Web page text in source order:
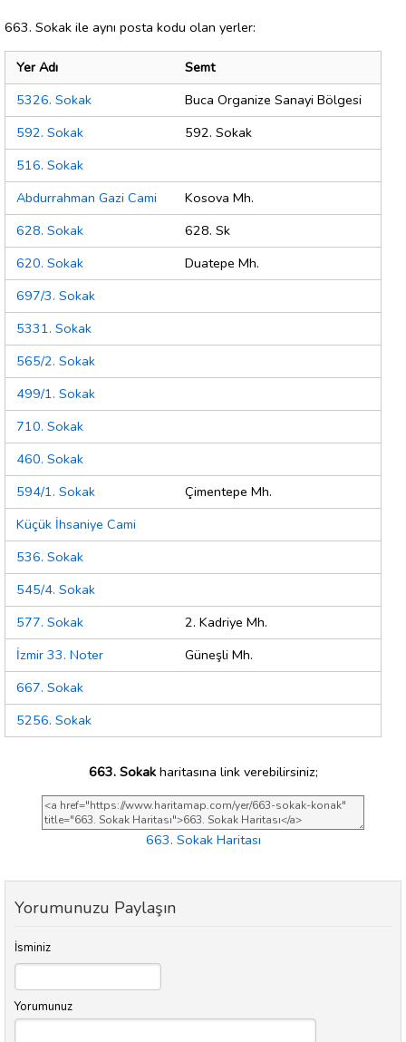
663. Sokak ile aynı posta kodu olan yerler:
Yer Adı
Semt
5326. Sokak
Buca Organize Sanayi Bölgesi
592. Sokak
592. Sokak
516. Sokak
Abdurrahman Gazi Cami
Kosova Mh.
628. Sokak
628. Sk
620. Sokak
Duatepe Mh.
697/3. Sokak
5331. Sokak
565/2. Sokak
499/1. Sokak
710. Sokak
460. Sokak
594/1. Sokak
Çimentepe Mh.
Küçük İhsaniye Cami
536. Sokak
545/4. Sokak
577. Sokak
2. Kadriye Mh.
İzmir 33. Noter
Güneşli Mh.
667. Sokak
5256. Sokak
663. Sokakharitasına link verebilirsiniz;
663. Sokak Haritası
Yorumunuzu Paylaşın
İsminiz
Yorumunuz